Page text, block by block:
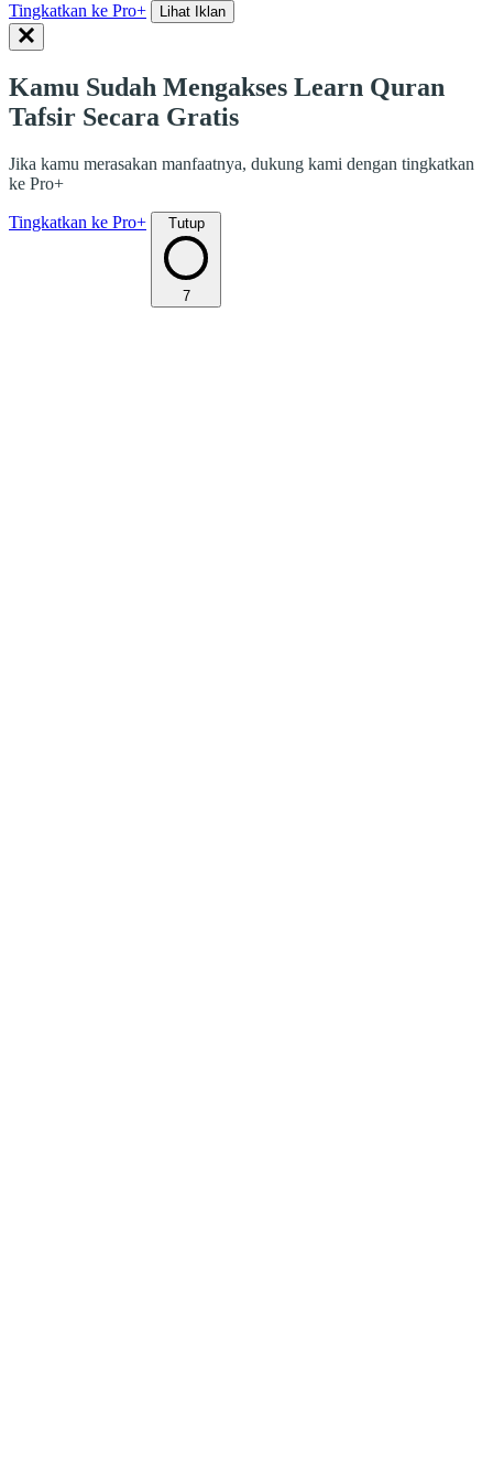
Tingkatkan ke Pro+ Lihat Iklan
Kamu Sudah Mengakses Learn Quran
Tafsir Secara Gratis
Jika kamu merasakan manfaatnya, dukung kami dengan tingkatkan
ke Pro+
Tingkatkan ke Pro+ Tutup
7